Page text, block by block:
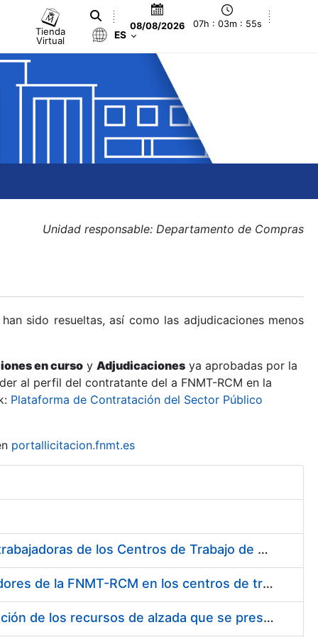
Tienda
Virtual
08/08/2026 07h : 03m : 55s
ES
Unidad responsable: Departamento de Compras
sido resueltas, así como las adjudicaciones menos
en curso y Adjudicaciones ya aprobadas por la
al perfil del contratante del a FNMT-RCM en la
Plataforma de Contratación del Sector Público
portallicitacion.fnmt.es
Suministro de Protectores Auditivos a medida para las personas trabajadoras de los Centros de Trabajo de Madrid y Burgos
Suministro de gafas graduadas antiproyecciones para los trabajadores de la FNMT-RCM en los centros de trabajo de Madrid y Burgos
Servicios de una empresa externa para el asesoramiento y resolución de los recursos de alzada que se presentan relacionados con procesos de selección para la FNMT-RCM